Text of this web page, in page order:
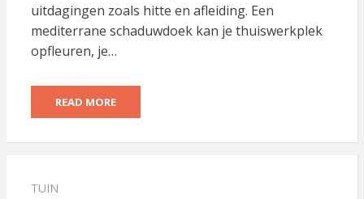
uitdagingen zoals hitte en afleiding. Een
mediterrane schaduwdoek kan je thuiswerkplek
opfleuren, je…
READ MORE
TUIN